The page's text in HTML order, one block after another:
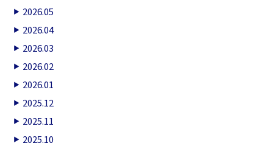
2026.05
2026.04
2026.03
2026.02
2026.01
2025.12
2025.11
2025.10